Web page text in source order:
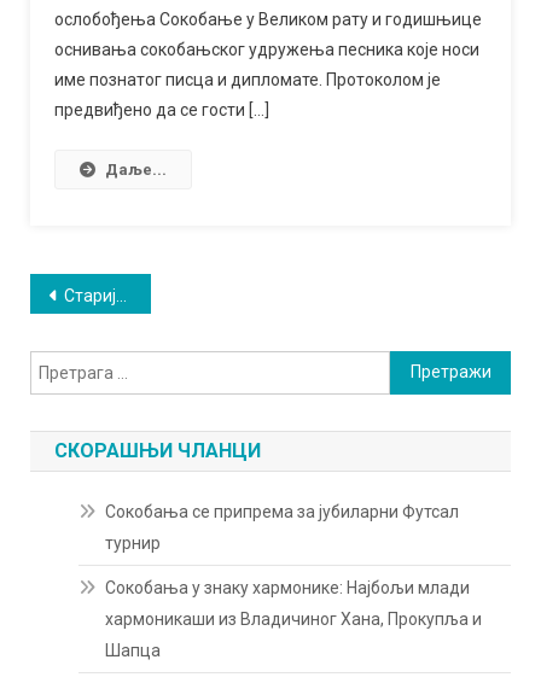
ослобођења Сокобање у Великом рату и годишњице
оснивања сокобањског удружења песника које носи
име познатог писца и дипломате. Протоколом је
предвиђено да се гости […]
Даље...
Кретање
чланака
Старији чланци
Претрага
за:
СКОРАШЊИ ЧЛАНЦИ
Сокобања се припрема за јубиларни Футсал
турнир
Сокобања у знаку хармонике: Најбољи млади
хармоникаши из Владичиног Хана, Прокупља и
Шапца